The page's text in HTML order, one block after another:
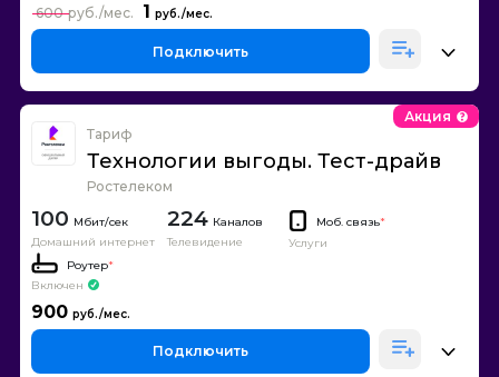
1
600
Подключить
Тариф
Технологии выгоды. Тест-драйв
Ростелеком
Акция
100
Домашний интернет
224 Каналов
Телевидение
Моб. связь*
Услуги
Роутер*
Включен
900
Подключить